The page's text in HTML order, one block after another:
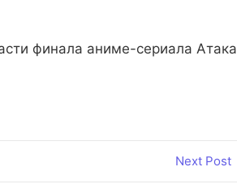
финала аниме-сериала Атака
Next Post